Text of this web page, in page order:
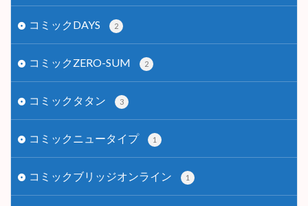
コミックDAYS 2
コミックZERO-SUM 2
コミックタタン 3
コミックニュータイプ 1
コミックブリッジオンライン 1